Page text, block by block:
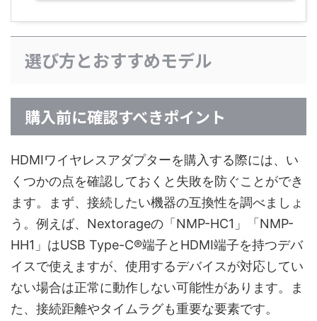
選び方とおすすめモデル
購入前に確認すべきポイント
HDMIワイヤレスアダプターを購入する際には、い
くつかの点を確認しておくと失敗を防ぐことができ
ます。まず、接続したい機器の互換性を調べましょ
う。例えば、Nextorageの「NMP-HC1」「NMP-
HH1」はUSB Type-C®端子とHDMI端子を持つデバ
イスで使えますが、使用するデバイスが対応してい
ない場合は正常に動作しない可能性があります。ま
た、接続距離やタイムラグも重要な要素です。